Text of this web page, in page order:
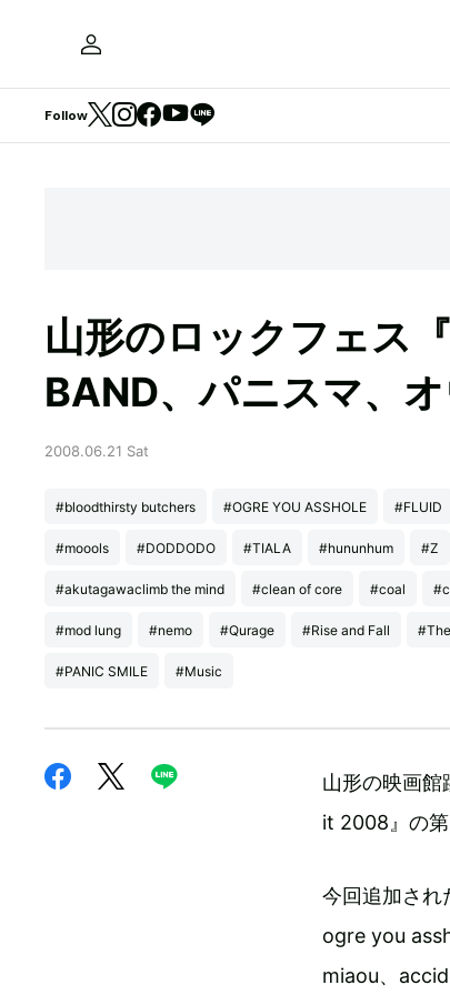
Follow
山形のロックフェス
BAND、パニスマ、
2008.06.21 Sat
#bloodthirsty butchers #OGRE YOU ASSHOLE #FLUID
#moools #DODDODO #TIALA #hununhum #Z
#akutagawaclimb the mind #clean of core #coal
#mod lung #nemo #Qurage #Rise and Fall
#PANIC SMILE #Music
山形の映画館
it 2008』の第
今回追加さ
ogre you
miaou、